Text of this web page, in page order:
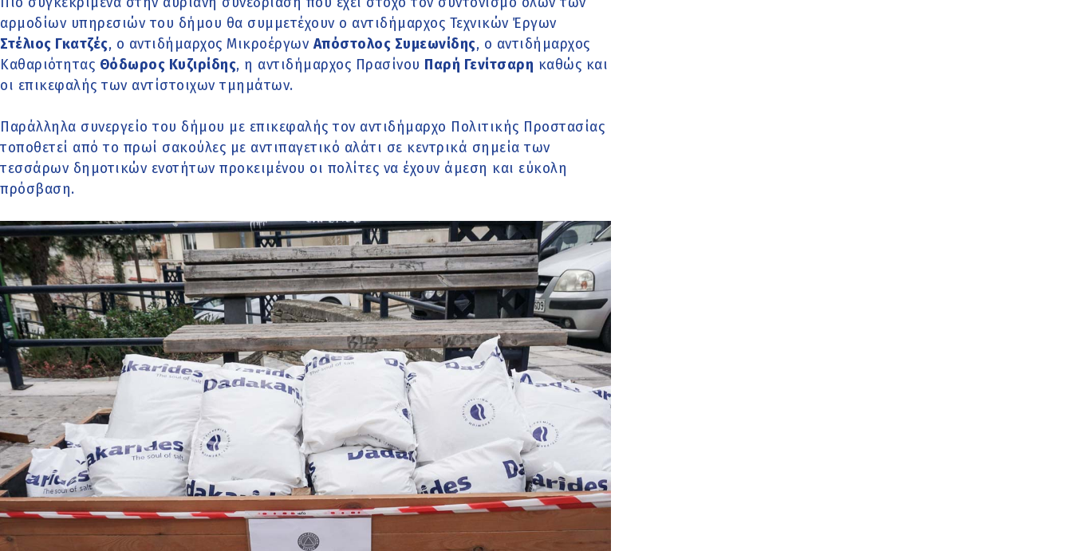
αρμοδίων υπηρεσιών του δήμου θα συμμετέχουν ο αντιδήμαρχος Τεχνικών Έργων
Στέλιος Γκατζές, ο αντιδήμαρχος Μικροέργων Απόστολος Συμεωνίδης, ο αντιδήμαρχος
Καθαριότητας Θόδωρος Κυζιρίδης, η αντιδήμαρχος Πρασίνου Παρή Γενίτσαρη καθώς και
οι επικεφαλής των αντίστοιχων τμημάτων.
Παράλληλα συνεργείο του δήμου με επικεφαλής τον αντιδήμαρχο Πολιτικής Προστασίας
τοποθετεί από το πρωί σακούλες με αντιπαγετικό αλάτι σε κεντρικά σημεία των
τεσσάρων δημοτικών ενοτήτων προκειμένου οι πολίτες να έχουν άμεση και εύκολη
πρόσβαση.